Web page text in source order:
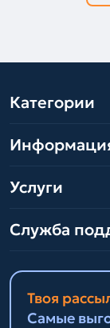
Категории
Услуги
Служба
Твоя
Самые